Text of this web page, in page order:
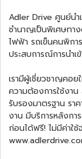
Adler Drive ศูนย์นำ
ชำนาญเป็นพิเศษทา
ไฟฟ้า รถเข็นคนพิกา
ประสบการณ์การนำ
เรามีผู้เชี่ยวชาญคอย
ความต้องการใช้งา
รับรองมาตรฐาน รา
งาน มีบริการหลังกา
ก่อนได้ฟรี! ไม่มีค่าใช้